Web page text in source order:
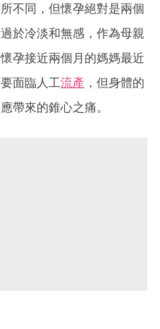
不同，但懷孕絕對是兩個
於冷淡和無感，作為母親
孕接近兩個月的媽媽最近
面臨人工流產 ，但身體的
帶來的錐心之痛。